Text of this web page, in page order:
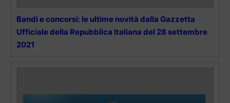
Bandi e concorsi: le ultime novità dalla Gazzetta
Ufficiale della Repubblica Italiana del 28 settembre
2021